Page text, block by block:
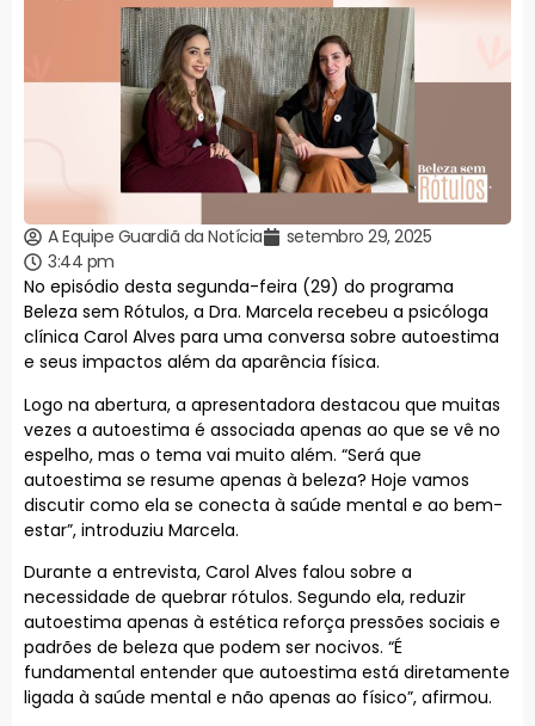
A Equipe Guardiã da Notícia
setembro 29, 2025
3:44 pm
No episódio desta segunda-feira (29) do programa
Beleza sem Rótulos, a Dra. Marcela recebeu a psicóloga
clínica Carol Alves para uma conversa sobre autoestima
e seus impactos além da aparência física.
Logo na abertura, a apresentadora destacou que muitas
vezes a autoestima é associada apenas ao que se vê no
espelho, mas o tema vai muito além. “Será que
autoestima se resume apenas à beleza? Hoje vamos
discutir como ela se conecta à saúde mental e ao bem-
estar”, introduziu Marcela.
Durante a entrevista, Carol Alves falou sobre a
necessidade de quebrar rótulos. Segundo ela, reduzir
autoestima apenas à estética reforça pressões sociais e
padrões de beleza que podem ser nocivos. “É
fundamental entender que autoestima está diretamente
ligada à saúde mental e não apenas ao físico”, afirmou.